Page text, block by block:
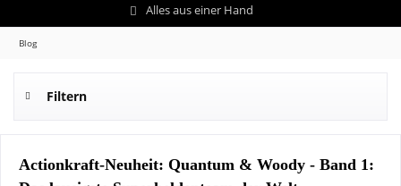
Alles aus einer Hand
Blog
Filtern
Actionkraft-Neuheit: Quantum & Woody - Band 1: